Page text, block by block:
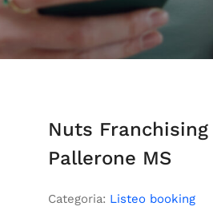
Nuts
Pallerone MS
Categoria: Listeo booking